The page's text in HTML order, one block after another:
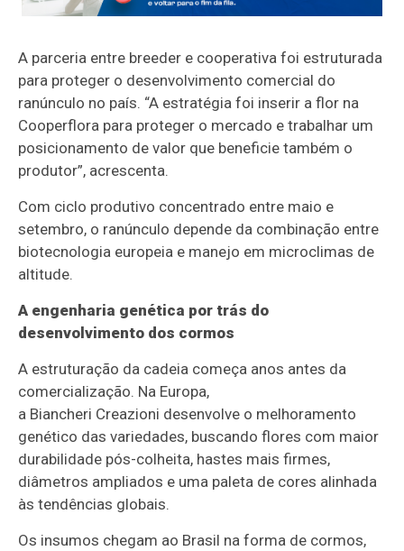
A parceria entre breeder e cooperativa foi estruturada
para proteger o desenvolvimento comercial do
ranúnculo no país. “A estratégia foi inserir a flor na
Cooperflora para proteger o mercado e trabalhar um
posicionamento de valor que beneficie também o
produtor”, acrescenta.
Com ciclo produtivo concentrado entre maio e
setembro, o ranúnculo depende da combinação entre
biotecnologia europeia e manejo em microclimas de
altitude.
A engenharia genética por trás do
desenvolvimento dos cormos
A estruturação da cadeia começa anos antes da
comercialização. Na Europa,
a Biancheri Creazioni desenvolve o melhoramento
genético das variedades, buscando flores com maior
durabilidade pós-colheita, hastes mais firmes,
diâmetros ampliados e uma paleta de cores alinhada
às tendências globais.
Os insumos chegam ao Brasil na forma de cormos,